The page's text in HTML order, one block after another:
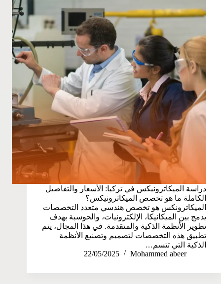
دراسة الميكاترونيكس في تركيا: الأسعار والتفاصيل
الكاملة ما هو تخصص الميكاترونيكس؟
الميكاترونكس هو تخصص هندسي متعدد التخصصات
يدمج بين الميكانيكا، الإلكترونيات، والحوسبة بهدف
تطوير الأنظمة الذكية والمتقدمة. في هذا المجال، يتم
تطبيق هذه التخصصات لتصميم وتصنيع الأنظمة
الذكية التي تتسم…
Mohammed abeer
22/05/2025